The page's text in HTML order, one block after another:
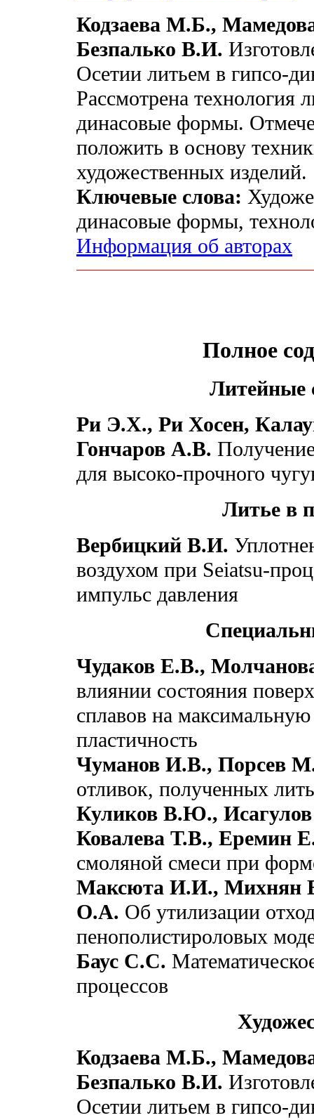
Кодзаева М.Б.,
Безпалько В.И.
Осетии литьем в гипсо-
Рассмотрена технология
динасовые формы.
положить в основу
художественных изделий.
Ключевые слова:
динасовые формы,
Информация об авторах
Полное
Литейные
Ри Э.Х., Ри Хосен,
Гончаров А.В.
для высоко-прочного
Литье в
Вербицкий В.И.
воздухом при Seiatsu-
импульс давления
Чудаков Е.В.,
влиянии состояния
сплавов на
пластичность
Чуманов И.В., Порсев
отливок, полученных
Куликов В.Ю.,
Ковалева Т.В., Еремин
смоляной смеси при
Максюта И.И., Михнян
О.А. Об утилизации
пенополистироловых
Баус С.С.
процессов
Кодзаева М.Б.,
Безпалько В.И.
Осетии литьем в гипсо-